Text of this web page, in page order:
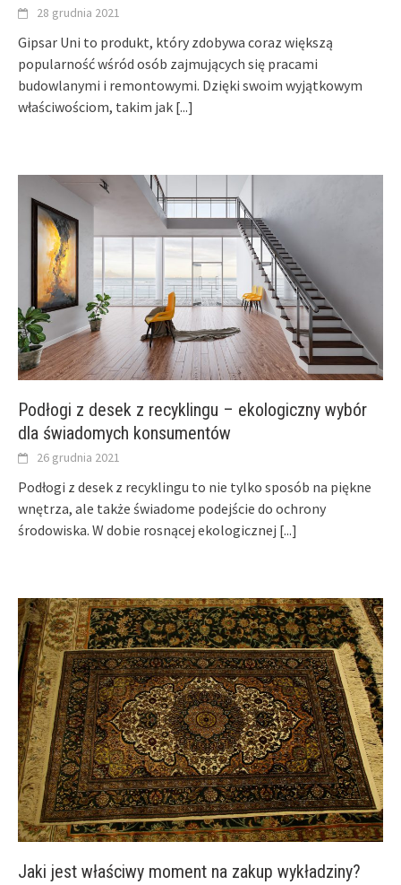
28 grudnia 2021
Gipsar Uni to produkt, który zdobywa coraz większą
popularność wśród osób zajmujących się pracami
budowlanymi i remontowymi. Dzięki swoim wyjątkowym
właściwościom, takim jak [...]
Podłogi z desek z recyklingu – ekologiczny wybór
dla świadomych konsumentów
26 grudnia 2021
Podłogi z desek z recyklingu to nie tylko sposób na piękne
wnętrza, ale także świadome podejście do ochrony
środowiska. W dobie rosnącej ekologicznej [...]
Jaki jest właściwy moment na zakup wykładziny?